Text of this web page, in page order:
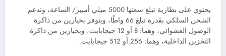
يحتوي على بطارية تبلغ سعتها 5000 ميلي أمبير/ الساعة، وتدعم
الشحن السلكي بقدرة تبلغ 66 واطًا، ويتوفر بخيارين من ذاكرة
الوصول العشوائي، وهما: 8 أو 12 جيجابايت، وبخيارين من ذاكرة
التخزين الداخلية، وهما: 256 أو 512 جيجابايت.